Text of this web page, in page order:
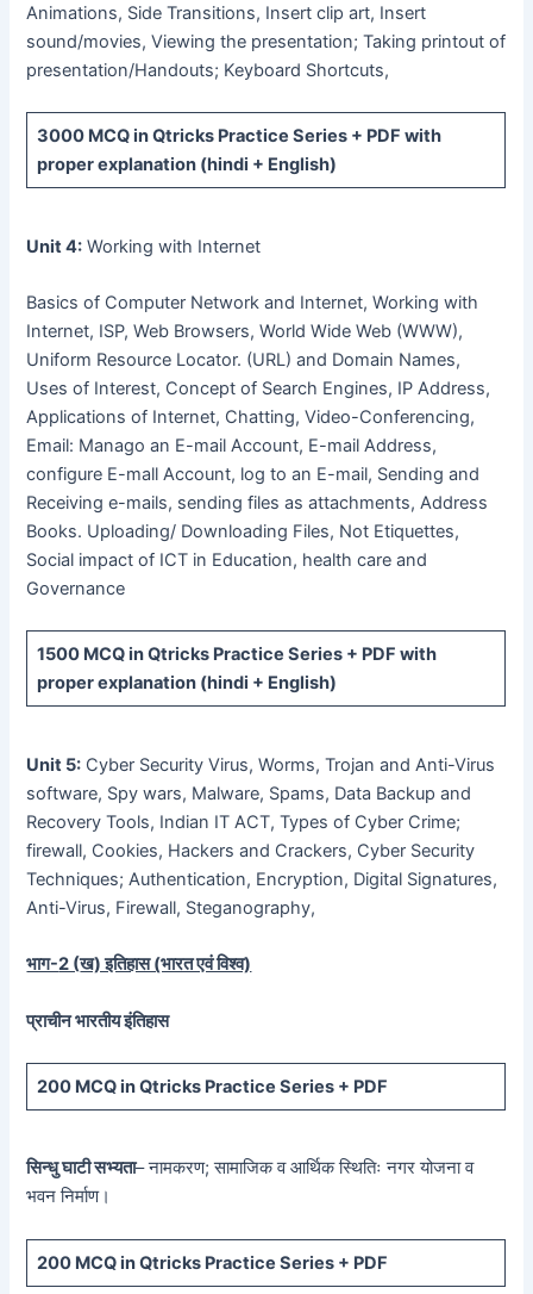
Animations, Side Transitions, Insert clip art, Insert
sound/movies, Viewing the presentation; Taking printout of
presentation/Handouts; Keyboard Shortcuts,
3000 MCQin Qtricks Practice Series + PDF with
proper explanation (hindi + English)
Unit 4: Working with Internet
Basics of Computer Network and Internet, Working with
Internet, ISP, Web Browsers, World Wide Web (WWW),
Uniform Resource Locator. (URL) and Domain Names,
Uses of Interest, Concept of Search Engines, IP Address,
Applications of Internet, Chatting, Video-Conferencing,
Email: Manago an E-mail Account, E-mail Address,
configure E-mall Account, log to an E-mail, Sending and
Receiving e-mails, sending files as attachments, Address
Books. Uploading/ Downloading Files, Not Etiquettes,
Social impact of ICT in Education, health care and
Governance
1500 MCQin Qtricks Practice Series + PDF with
proper explanation (hindi + English)
Unit 5: Cyber Security Virus, Worms, Trojan and Anti-Virus
software, Spy wars, Malware, Spams, Data Backup and
Recovery Tools, Indian IT ACT, Types of Cyber Crime;
firewall, Cookies, Hackers and Crackers, Cyber Security
Techniques; Authentication, Encryption, Digital Signatures,
Anti-Virus, Firewall, Steganography,
भाग-2 (ख) इतिहास (भारत एवं विश्व)
प्राचीन भारतीय इंतिहास
200 MCQin Qtricks Practice Series + PDF
सिन्धु घाटी सभ्यता– नामकरण; सामाजिक व आर्थिक स्थितिः नगर योजना व
भवन निर्माण।
200 MCQin Qtricks Practice Series + PDF